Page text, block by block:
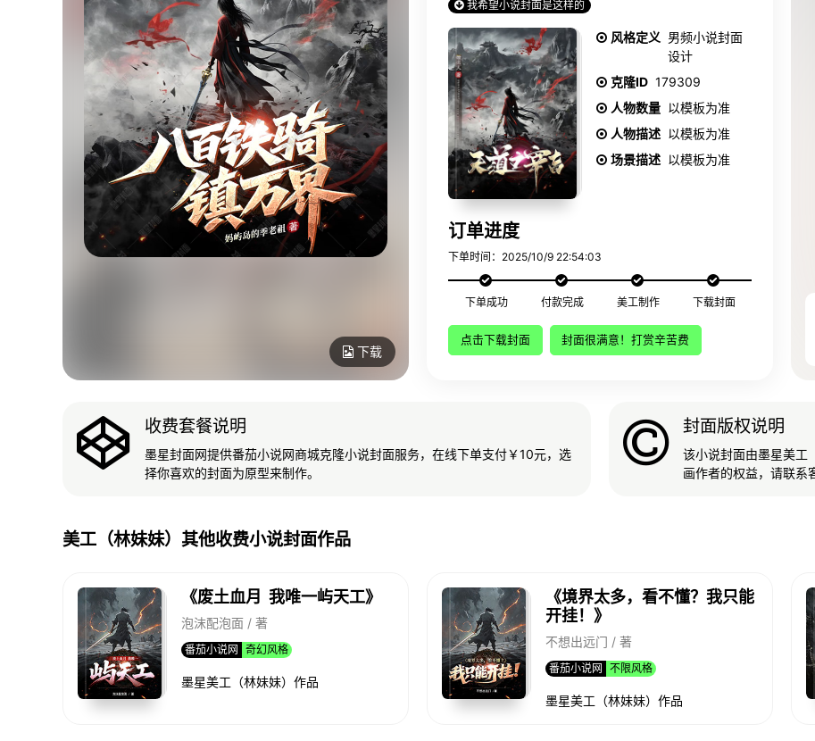
下载
我希望小说封面是这样的
风格定义 男频小说封面
设计
克隆ID 179309
人物数量 以模板为准
人物描述 以模板为准
场景描述 以模板为准
订单进度
下单时间：2025/10/9 22:54:03
下单成功 付款完成 美工制作 下载封面
点击下载封面 封面很满意！打赏辛苦费
收费套餐说明
墨星封面网提供番茄小说网商城克隆小说封面服务，在线下单支付￥10元，选
择你喜欢的封面为原型来制作。
封面版权说明
该小说封面由墨星美工
画作者的权益，请联系
美工（林妹妹）其他收费小说封面作品
《废土血月 我唯一屿天工》
泡沫配泡面 / 著
番茄小说网 奇幻风格
墨星美工（林妹妹）作品
《境界太多，看不懂？我只能
开挂！》
不想出远门 / 著
番茄小说网 不限风格
墨星美工（林妹妹）作品